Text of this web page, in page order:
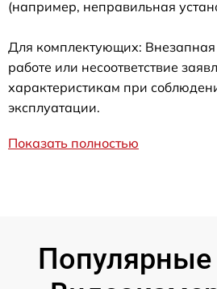
(например, неправильная
Для комплектующих: Внезапная
работе или несоответствие
характеристикам при
эксплуатации.
Показать полностью